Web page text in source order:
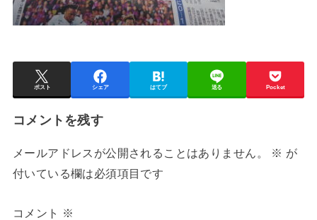
ポスト シェア はてブ 送る Pocket
コメントを残す
メールアドレスが公開されることはありません。 ※ が
付いている欄は必須項目です
コメント ※